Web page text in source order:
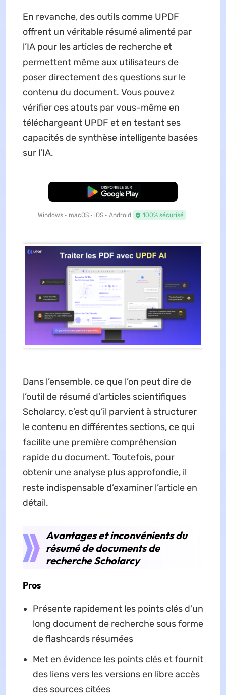
En revanche, des outils comme UPDF
offrent un véritable résumé alimenté par
l’IA pour les articles de recherche et
permettent même aux utilisateurs de
poser directement des questions sur le
contenu du document. Vous pouvez
vérifier ces atouts par vous-même en
téléchargeant UPDF et en testant ses
capacités de synthèse intelligente basées
sur l’IA.
TÉLÉCHARGER
Windows • macOS • iOS • Android 100% sécurisé
Dans l’ensemble, ce que l’on peut dire de
l’outil de résumé d’articles scientifiques
Scholarcy, c’est qu’il parvient à structurer
le contenu en différentes sections, ce qui
facilite une première compréhension
rapide du document. Toutefois, pour
obtenir une analyse plus approfondie, il
reste indispensable d’examiner l’article en
détail.
Avantages et inconvénients du
résumé de documents de
recherche Scholarcy
Pros
Présente rapidement les points clés d'un
long document de recherche sous forme
de flashcards résumées
Met en évidence les points clés et fournit
des liens vers les versions en libre accès
des sources citées